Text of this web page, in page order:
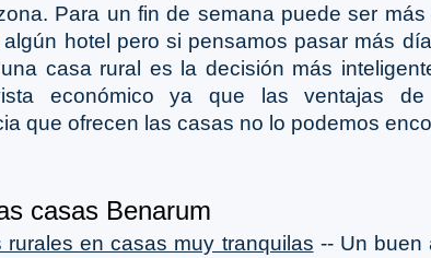
Para un fin de semana puede ser más
hotel pero si pensamos pasar más
casa rural es la decisión más
económico ya que las ventajas
que ofrecen las casas no lo podemos
casas Benarum
rurales en casas muy tranquilas -- Un buen